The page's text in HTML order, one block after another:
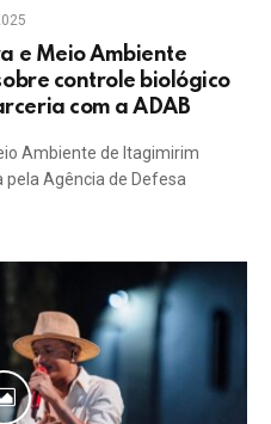
e Meio Ambiente
controle biológico
com a ADAB
Ambiente de Itagimirim
Agência de Defesa